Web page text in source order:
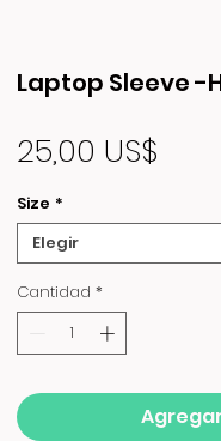
Laptop Sleeve -
25,00 US$
Size *
Elegir
Cantidad *